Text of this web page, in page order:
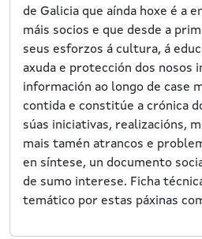
de Galicia que aínda hoxe é a
máis socios e que desde a
seus esforzos á cultura, á
axuda e protección dos nosos
información ao longo de case
contida e constitúe a crónica
súas iniciativas, realizacións,
mais tamén atrancos e
en síntese, un documento
de sumo interese. Ficha
temático por estas páxinas